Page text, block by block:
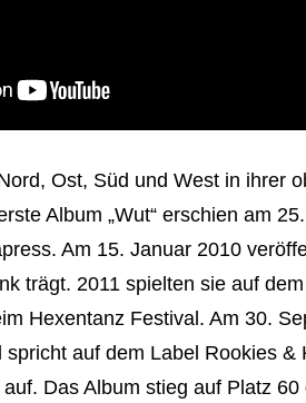
Ost, Süd und West in ihrer
Album „Wut“ erschien am
Am 15. Januar 2010
trägt. 2011 spielten sie auf
Hexentanz Festival. Am 30.
spricht auf dem Label Rookies &
Das Album stieg auf Platz